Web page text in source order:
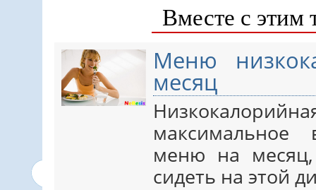
Вместе с этим
Меню
месяц
максимальное
меню на
сидеть на этой